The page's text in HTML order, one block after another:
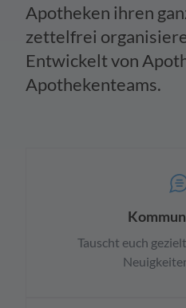
Apotheken ihren
zettelfrei
Entwickelt von
Apothekenteams.
Tauscht euch